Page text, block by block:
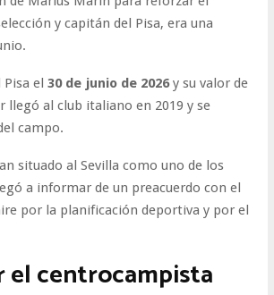
y capitán del Pisa, era una
el 30 de junio de 2026y su valor de
llegó al club italiano en 2019 y se
campo.
situado al Sevilla como uno de los
a informar de un preacuerdo con el
por la planificación deportiva y por el
el centrocampista